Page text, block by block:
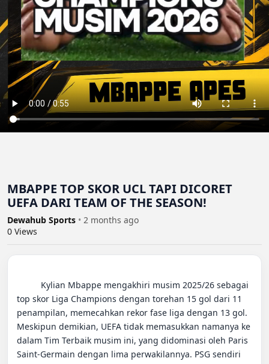
MBAPPE TOP SKOR UCL TAPI DICORET
UEFA DARI TEAM OF THE SEASON!
Dewahub Sports • 2 months ago
0 Views
top skor Liga Champions dengan torehan 15 gol dari 11
penampilan, memecahkan rekor fase liga dengan 13 gol.
Meskipun demikian, UEFA tidak memasukkan namanya ke
dalam Tim Terbaik musim ini, yang didominasi oleh Paris
Saint-Germain dengan lima perwakilannya. PSG sendiri